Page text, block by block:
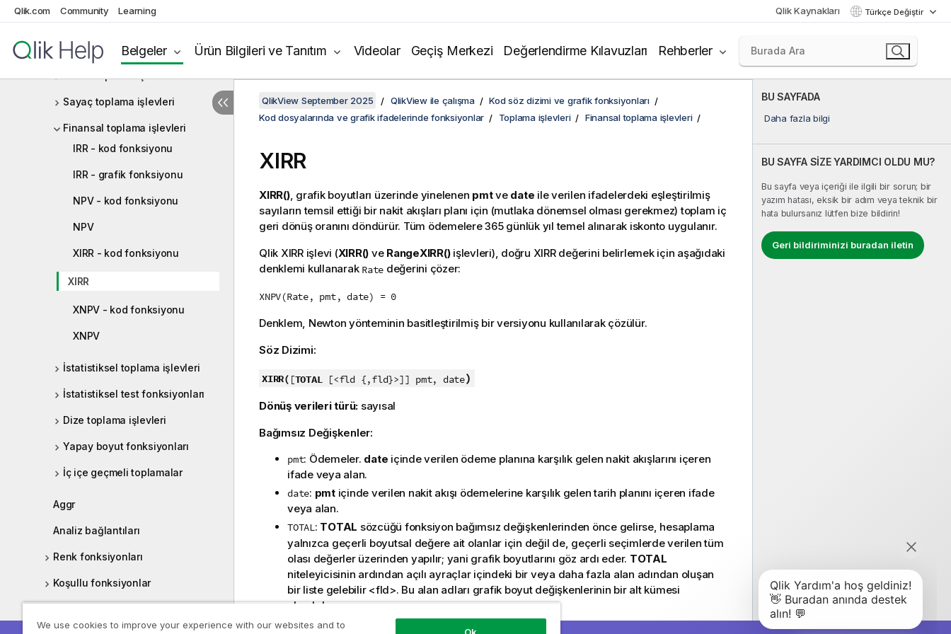
Qlik.com Community Learning Qlik Kaynakları Türkçe Değiştir
Belgeler Ürün Bilgileri ve Tanıtım Videolar Geçiş Merkezi Değerlendirme Kılavuzları Rehberler
Kod dosyalarında ve grafik
Toplama işlevleri
Sayaç toplama işlevleri
Finansal toplama işlevleri
IRR - kod fonksiyonu
IRR - grafik fonksiyonu
NPV - kod fonksiyonu
NPV
XIRR - kod fonksiyonu
XIRR
XNPV - kod fonksiyonu
XNPV
İstatistiksel toplama işlevleri
İstatistiksel test fonksiyonları
Dize toplama işlevleri
Yapay boyut fonksiyonları
İç içe geçmeli toplamalar
Aggr
Analiz bağlantıları
Renk fonksiyonları
Koşullu fonksiyonlar
BU SAYFADA
Daha fazla bilgi
BU SAYFA SİZE YARDIMCI OLDU MU?
Bu sayfa veya içeriği ile ilgili bir sorun; bir
yazım hatası, eksik bir adım veya teknik bir
hata bulursanız lütfen bize bildirin!
Geri bildiriminizi buradan iletin
QlikView September 2025 QlikView ile çalışma
Kod söz dizimi ve grafik fonksiyonları
Kod dosyalarında ve grafik ifadelerinde fonksiyonlar
Toplama işlevleri Finansal toplama işlevleri
XIRR
XIRR(), grafik boyutları üzerinde yinelenen pmtve date ile verilen ifadelerdeki eşleştirilmiş
sayıların temsil ettiği bir nakit akışları planı için (mutlaka dönemsel olması gerekmez) toplam iç
geri dönüş oranını döndürür. Tüm ödemelere 365 günlük yıl temel alınarak iskonto uygulanır.
Qlik XIRR işlevi (XIRR() ve RangeXIRR()işlevleri), doğru XIRR değerini belirlemek için aşağıdaki
denklemi kullanarak Rate değerini çözer:
XNPV(Rate, pmt, date) = 0
Denklem, Newton yönteminin basitleştirilmiş bir versiyonu kullanılarak çözülür.
Söz Dizimi:
XIRR( [TOTAL [<fld {,fld}>]] pmt, date)
Dönüş verileri türü: sayısal
Bağımsız Değişkenler:
pmt: Ödemeler. date içinde verilen ödeme planına karşılık gelen nakit akışlarını içeren
ifade veya alan.
date: pmtiçinde verilen nakit akışı ödemelerine karşılık gelen tarih planını içeren ifade
veya alan.
TOTAL: TOTAL sözcüğü fonksiyon bağımsız değişkenlerinden önce gelirse, hesaplama
yalnızca geçerli boyutsal değere ait olanlar için değil de, geçerli seçimlerde verilen tüm
olası değerler üzerinden yapılır; yani grafik boyutlarını göz ardı eder. TOTAL
niteleyicisinin ardından açılı ayraçlar içindeki bir veya daha fazla alan adından oluşan
bir liste gelebilir <fld>. Bu alan adları grafik boyut değişkenlerinin bir alt kümesi
olmalıdır.
Toplama kapsamını tanımlama
We use cookies to improve your experience with our websites and to